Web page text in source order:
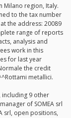
Milano region, Italy.
to the tax number
the address: 20089
range of reports
analysis and
work in this
for last year
the credit
metallici.
including 9 other
of SOMEA srl
srl, open positions,